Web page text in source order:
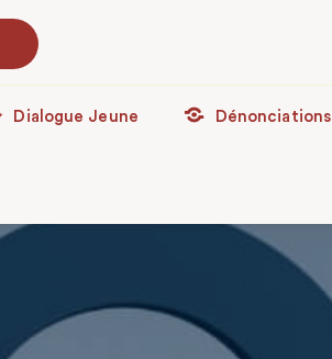
Dialogue Jeune Dénonciations